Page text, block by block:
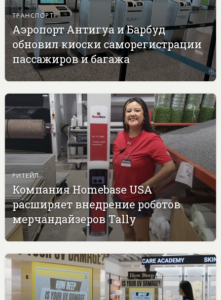
ТРАНСПОРТ
Аэропорт Антигуа и Барбуд
обновил киоски саморегистрации
пассажиров и багажа
РИТЕЙЛ
Компания Homebase USA
расширяет внедрение роботов
мерчандайзеров Tally